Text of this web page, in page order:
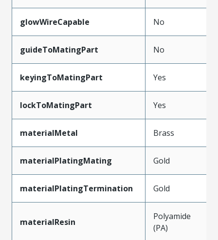
glowWireCapable No
guideToMatingPart No
keyingToMatingPart Yes
lockToMatingPart Yes
materialMetal Brass
materialPlatingMating Gold
materialPlatingTermination Gold
materialResin
Polyamide
(PA)